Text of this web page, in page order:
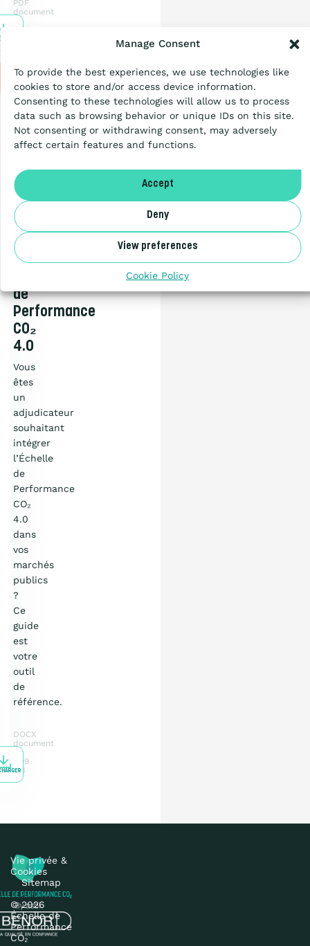
Manage Consent
To provide the best experiences, we use technologies like
cookies to store and/or access device information.
Consenting to these technologies will allow us to process
data such as browsing behavior or unique IDs on this site.
Not consenting or withdrawing consent, may adversely
affect certain features and functions.
Accept
Deny
View preferences
Cookie Policy
PDF
document
1.04
Ressources
Guide
belge
les
Marchés
Publics
–
Critère
d’attribution
de
Performance
CO₂
4.0
Vous
êtes
un
adjudicateur
souhaitant
intégrer
l’Échelle
de
Performance
CO₂
4.0
dans
vos
marchés
publics
?
Ce
guide
est
votre
outil
de
référence.
DOCX
document
7.09
MB
© 2026
Échelle de
Performance
CO₂
Vie privée &
Cookies
Sitemap
Certification
Passation de marché
Articles
A propos
NL
Benor